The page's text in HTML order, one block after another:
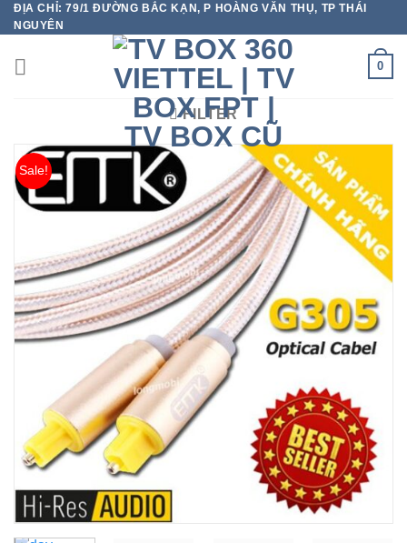
Chuyển
đến
nội
dung
ĐỊA CHỈ: 79/1 ĐƯỜNG BẮC KẠN, P HOÀNG VĂN THỤ, TP THÁI
NGUYÊN
0
FILTER
Sale!